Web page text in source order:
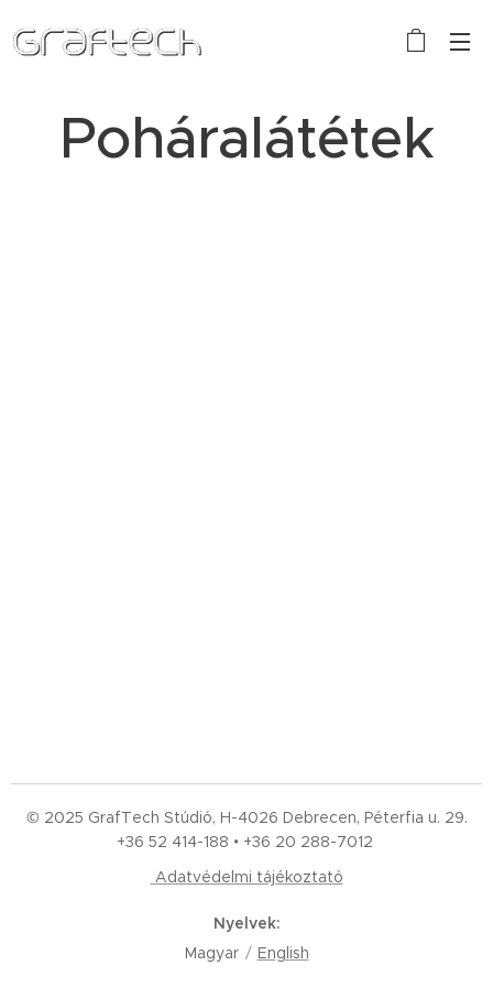
Poháralátétek
© 2025 GrafTech Stúdió, H-4026 Debrecen, Péterfia u. 29.
+36 52 414-188 • +36 20 288-7012
Adatvédelmi tájékoztató
Nyelvek
Magyar
English